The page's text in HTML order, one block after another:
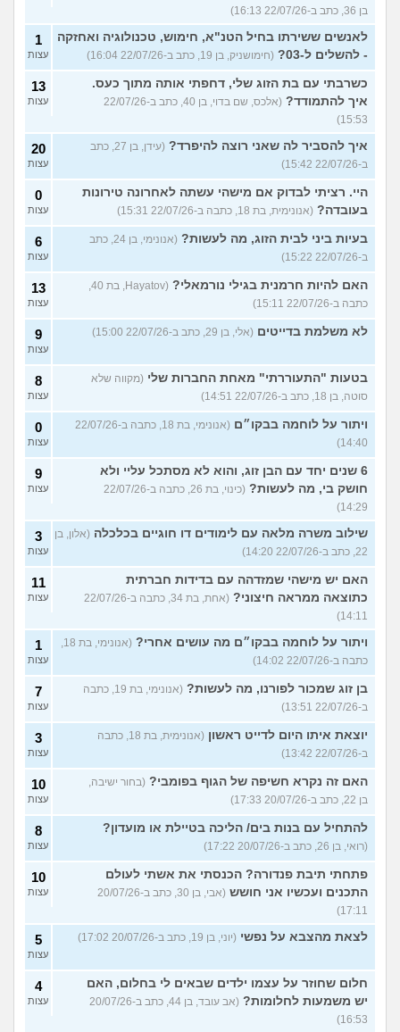
בן 36, כתב ב-22/07/26 16:13)
לאנשים ששירתו בחיל הטנ"א, חימוש, טכנולוגיה ואחזקה
- להשלים ל-03?
(חימושניק, בן 19, כתב ב-22/07/26 16:04)
1
עצות
כשרבתי עם בת הזוג שלי, דחפתי אותה מתוך כעס.
איך להתמודד?
(אלכס, שם בדוי, בן 40, כתב ב-22/07/26
15:53)
13
עצות
איך להסביר לה שאני רוצה להיפרד?
(עידן, בן 27, כתב
ב-22/07/26 15:42)
20
עצות
היי. רציתי לבדוק אם מישהי עשתה לאחרונה טירונות
בעובדה? (אנונימית, בת 18, כתבה ב-22/07/26 15:31)
0
עצות
בעיות ביני לבית הזוג, מה לעשות?
(אנונימי, בן 24, כתב
ב-22/07/26 15:22)
6
עצות
האם להיות חרמנית בגילי נורמאלי?
(Hayatov, בת 40,
כתבה ב-22/07/26 15:11)
13
עצות
לא משלמת בדייטים (אלי, בן 29, כתב ב-22/07/26 15:00) 9
עצות
בטעות "התעוררתי" מאחת החברות שלי (מקווה שלא
סוטה, בן 18, כתב ב-22/07/26 14:51)
8
עצות
ויתור על לוחמה בבקו״ם
(אנונימי, בת 18, כתבה ב-22/07/26
14:40)
0
עצות
6 שנים יחד עם הבן זוג, והוא לא מסתכל עליי ולא
חושק בי, מה לעשות?
(כינוי, בת 26, כתבה ב-22/07/26
14:29)
9
עצות
שילוב משרה מלאה עם לימודים דו חוגיים בכלכלה (אלון, בן
22, כתב ב-22/07/26 14:20)
3
עצות
האם יש מישהי שמזדהה עם בדידות חברתית
כתוצאה ממראה חיצוני?
(אחת, בת 34, כתבה ב-22/07/26
14:11)
11
עצות
ויתור על לוחמה בבקו״ם מה עושים אחרי?
(אנונימי, בת 18,
כתבה ב-22/07/26 14:02)
1
עצות
בן זוג שמכור לפורנו, מה לעשות?
(אנונימי, בת 19, כתבה
ב-22/07/26 13:51)
7
עצות
יוצאת איתו היום לדייט ראשון
(אנונימית, בת 18, כתבה
ב-22/07/26 13:42)
3
עצות
האם זה נקרא חשיפה של הגוף בפומבי? (בחור ישיבה,
בן 22, כתב ב-20/07/26 17:33)
10
עצות
להתחיל עם בנות בים/ הליכה בטיילת או מועדון?
(רואי, בן 26, כתב ב-20/07/26 17:22)
8
עצות
פתחתי תיבת פנדורה? הכנסתי את אשתי לעולם
התכנים ועכשיו אני חושש
(אבי, בן 30, כתב ב-20/07/26
17:11)
10
עצות
לצאת מהצבא על נפשי (יוני, בן 19, כתב ב-20/07/26 17:02) 5
עצות
חלום שחוזר על עצמו ילדים שבאים לי בחלום, האם
יש משמעות לחלומות?
(אב עובד, בן 44, כתב ב-20/07/26
16:53)
4
עצות